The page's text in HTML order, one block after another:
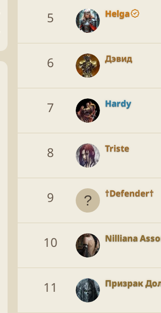
5 Helga
6 Дэвид
7 Hardy
8 Triste
9 †Defender†
10 Nilliana
11 Призрак